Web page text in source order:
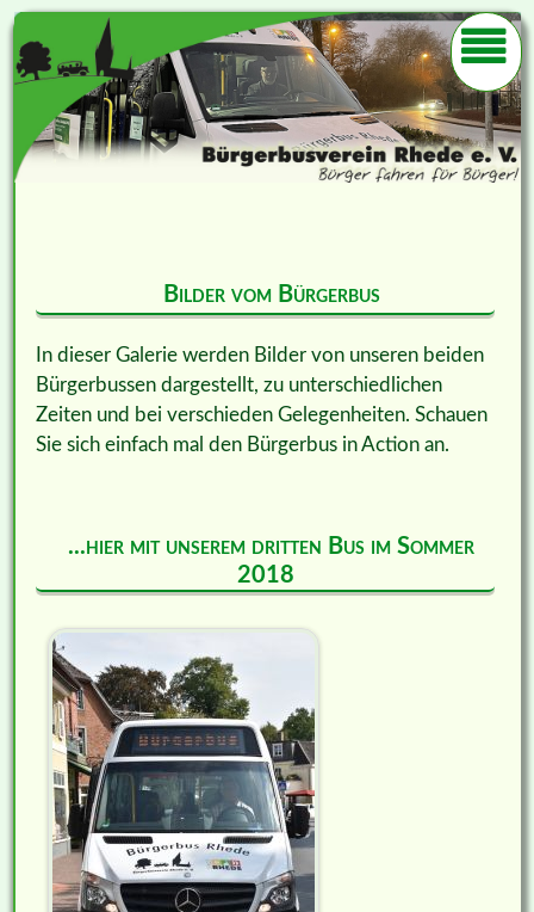
Bilder vom Bürgerbus
In dieser Galerie werden Bilder von unseren beiden
Bürgerbussen dargestellt, zu unterschiedlichen
Zeiten und bei verschieden Gelegenheiten. Schauen
Sie sich einfach mal den Bürgerbus in Action an.
...hier mit unserem dritten Bus im Sommer
2018